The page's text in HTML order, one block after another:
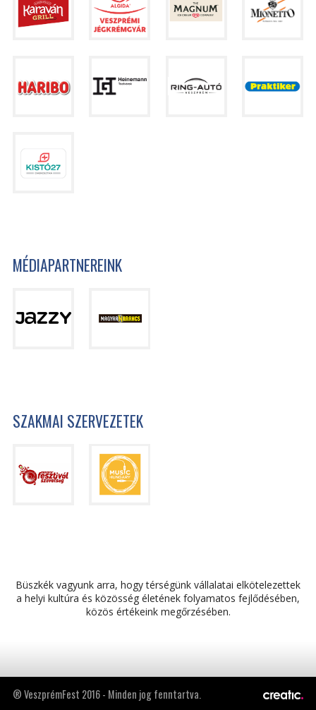
MÉDIAPARTNEREINK
SZAKMAI SZERVEZETEK
Büszkék vagyunk arra, hogy térségünk vállalatai elkötelezettek
a helyi kultúra és közösség életének folyamatos fejlődésében,
közös értékeink megőrzésében.
® VeszprémFest 2016 - Minden jog fenntartva.